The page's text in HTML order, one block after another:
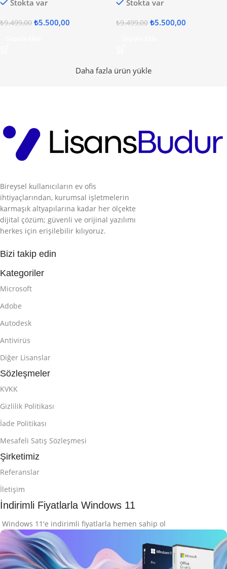
Stokta var
₺9.499,00 ₺5.500,00
Stokta var
₺9.499,00 ₺5.500,00
Daha fazla ürün yükle
Bireysel kullanıcıların ev ofis
ihtiyaçlarından, kurumsal işletmelerin
karmaşık altyapılarına kadar her ölçekte
dijital çözüm; güvenli ve orijinal yazılımı
herkes için erişilebilir kılıyoruz.
Bizi takip edin
Kategoriler
Microsoft
Adobe
Autodesk
Antivirüs
Diğer Lisanslar
Sözleşmeler
KVKK
Gizlilik Politikası
İade Politikası
Mesafeli Satış Sözleşmesi
Şirketimiz
Referanslar
İletişim
İndirimli Fiyatlarla Windows 11
Windows 11'e indirimli fiyatlarla hemen sahip ol